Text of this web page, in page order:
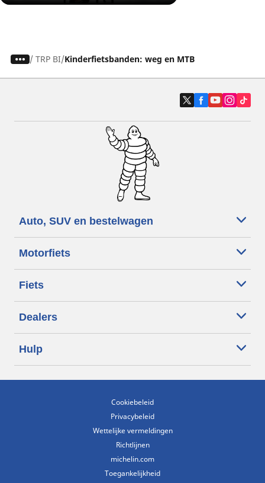
/ TRP BI Kinderfietsbanden: weg en MTB
Auto, SUV en bestelwagen
Motorfiets
Fiets
Dealers
Hulp
Cookiebeleid
Privacybeleid
Wettelijke vermeldingen
Richtlijnen
michelin.com
Toegankelijkheid